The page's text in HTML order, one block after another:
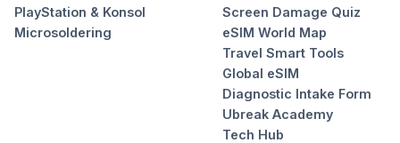
PlayStation & Konsol
Microsoldering
Screen Damage Quiz
eSIM World Map
Travel Smart Tools
Global eSIM
Diagnostic Intake Form
Ubreak Academy
Tech Hub